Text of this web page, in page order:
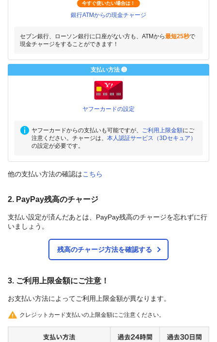
今すぐ使いたい場合は！
銀行ATMからの現金チャージ
セブン銀行、ローソン銀行に口座がない方も、ATMから最短25秒で
現金チャージをすることができます！
支払い方法 ❸
ヤフーカードの設定
ヤフーカードからの支払いも可能ですが、 ご利用上限金額にご
注意ください。チャージは、 本人認証サービス（3Dセキュア）
の設定が必要です。
他の支払い方法の確認はこちら
2. PayPay残高のチャージ
支払い設定が済んだあとは、PayPay残高のチャージを忘れずに行
いましょう。
残高のチャージ方法を確認する
3. ご利用上限金額にご注意！
お支払い方法によってご利用上限金額が異なります。
クレジットカード支払いの上限金額にご注意ください。